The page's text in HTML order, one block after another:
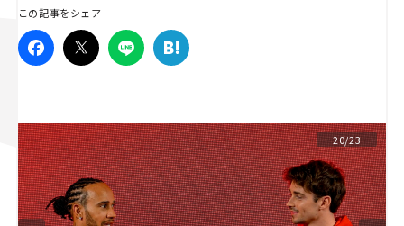
この記事をシェア
20/23
スズキ ジムニー｜Suzuki Jimny
マツダ｜Mazda
マツダ ロードスター｜Mazda Roadster